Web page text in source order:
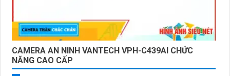
CAMERA AN NINH VANTECH VPH-C439AI CHỨC
NĂNG CAO CẤP